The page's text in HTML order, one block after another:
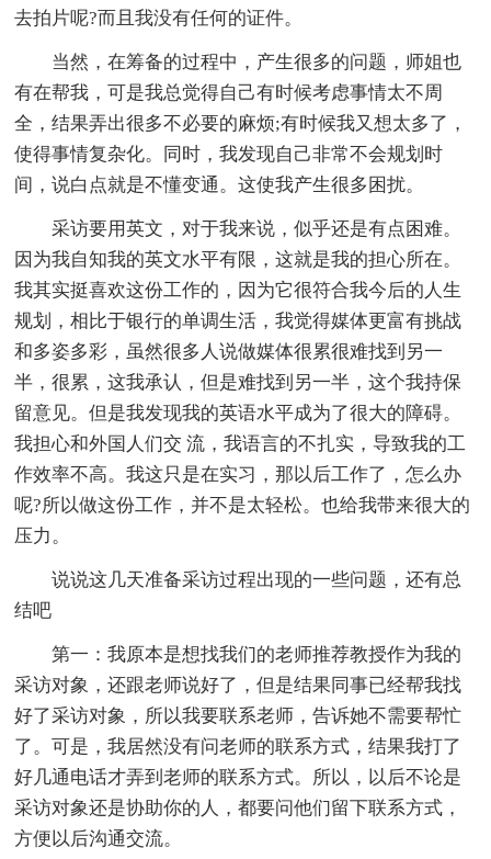
去拍片呢?而且我没有任何的证件。
当然，在筹备的过程中，产生很多的问题，师姐也
有在帮我，可是我总觉得自己有时候考虑事情太不周
全，结果弄出很多不必要的麻烦;有时候我又想太多了，
使得事情复杂化。同时，我发现自己非常不会规划时
间，说白点就是不懂变通。这使我产生很多困扰。
采访要用英文，对于我来说，似乎还是有点困难。
因为我自知我的英文水平有限，这就是我的担心所在。
我其实挺喜欢这份工作的，因为它很符合我今后的人生
规划，相比于银行的单调生活，我觉得媒体更富有挑战
和多姿多彩，虽然很多人说做媒体很累很难找到另一
半，很累，这我承认，但是难找到另一半，这个我持保
留意见。但是我发现我的英语水平成为了很大的障碍。
我担心和外国人们交 流，我语言的不扎实，导致我的工
作效率不高。我这只是在实习，那以后工作了，怎么办
呢?所以做这份工作，并不是太轻松。也给我带来很大的
压力。
说说这几天准备采访过程出现的一些问题，还有总
结吧
第一：我原本是想找我们的老师推荐教授作为我的
采访对象，还跟老师说好了，但是结果同事已经帮我找
好了采访对象，所以我要联系老师，告诉她不需要帮忙
了。可是，我居然没有问老师的联系方式，结果我打了
好几通电话才弄到老师的联系方式。所以，以后不论是
采访对象还是协助你的人，都要问他们留下联系方式，
方便以后沟通交流。